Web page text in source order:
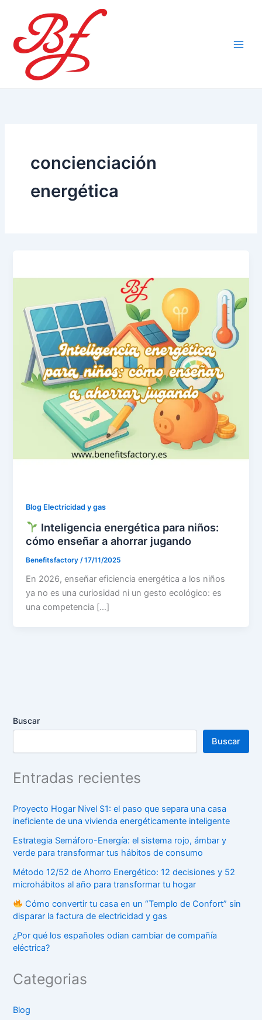
contenido
concienciación
energética
Blog Electricidad y gas
Inteligencia energética para niños:
cómo enseñar a ahorrar jugando
Benefitsfactory /17/11/2025
En 2026, enseñar eficiencia energética a los niños
ya no es una curiosidad ni un gesto ecológico: es
una competencia […]
Buscar
Buscar
Entradas recientes
Proyecto Hogar Nivel S1: el paso que separa una casa
ineficiente de una vivienda energéticamente inteligente
Estrategia Semáforo-Energía: el sistema rojo, ámbar y
verde para transformar tus hábitos de consumo
Método 12/52 de Ahorro Energético: 12 decisiones y 52
microhábitos al año para transformar tu hogar
Cómo convertir tu casa en un “Templo de Confort” sin
disparar la factura de electricidad y gas
¿Por qué los españoles odian cambiar de compañía
eléctrica?
Categorias
Blog